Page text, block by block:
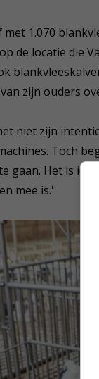
1.070
de locatie die
zijn ouders
niet zijn
Toch
gaan. Het is
mee is.'